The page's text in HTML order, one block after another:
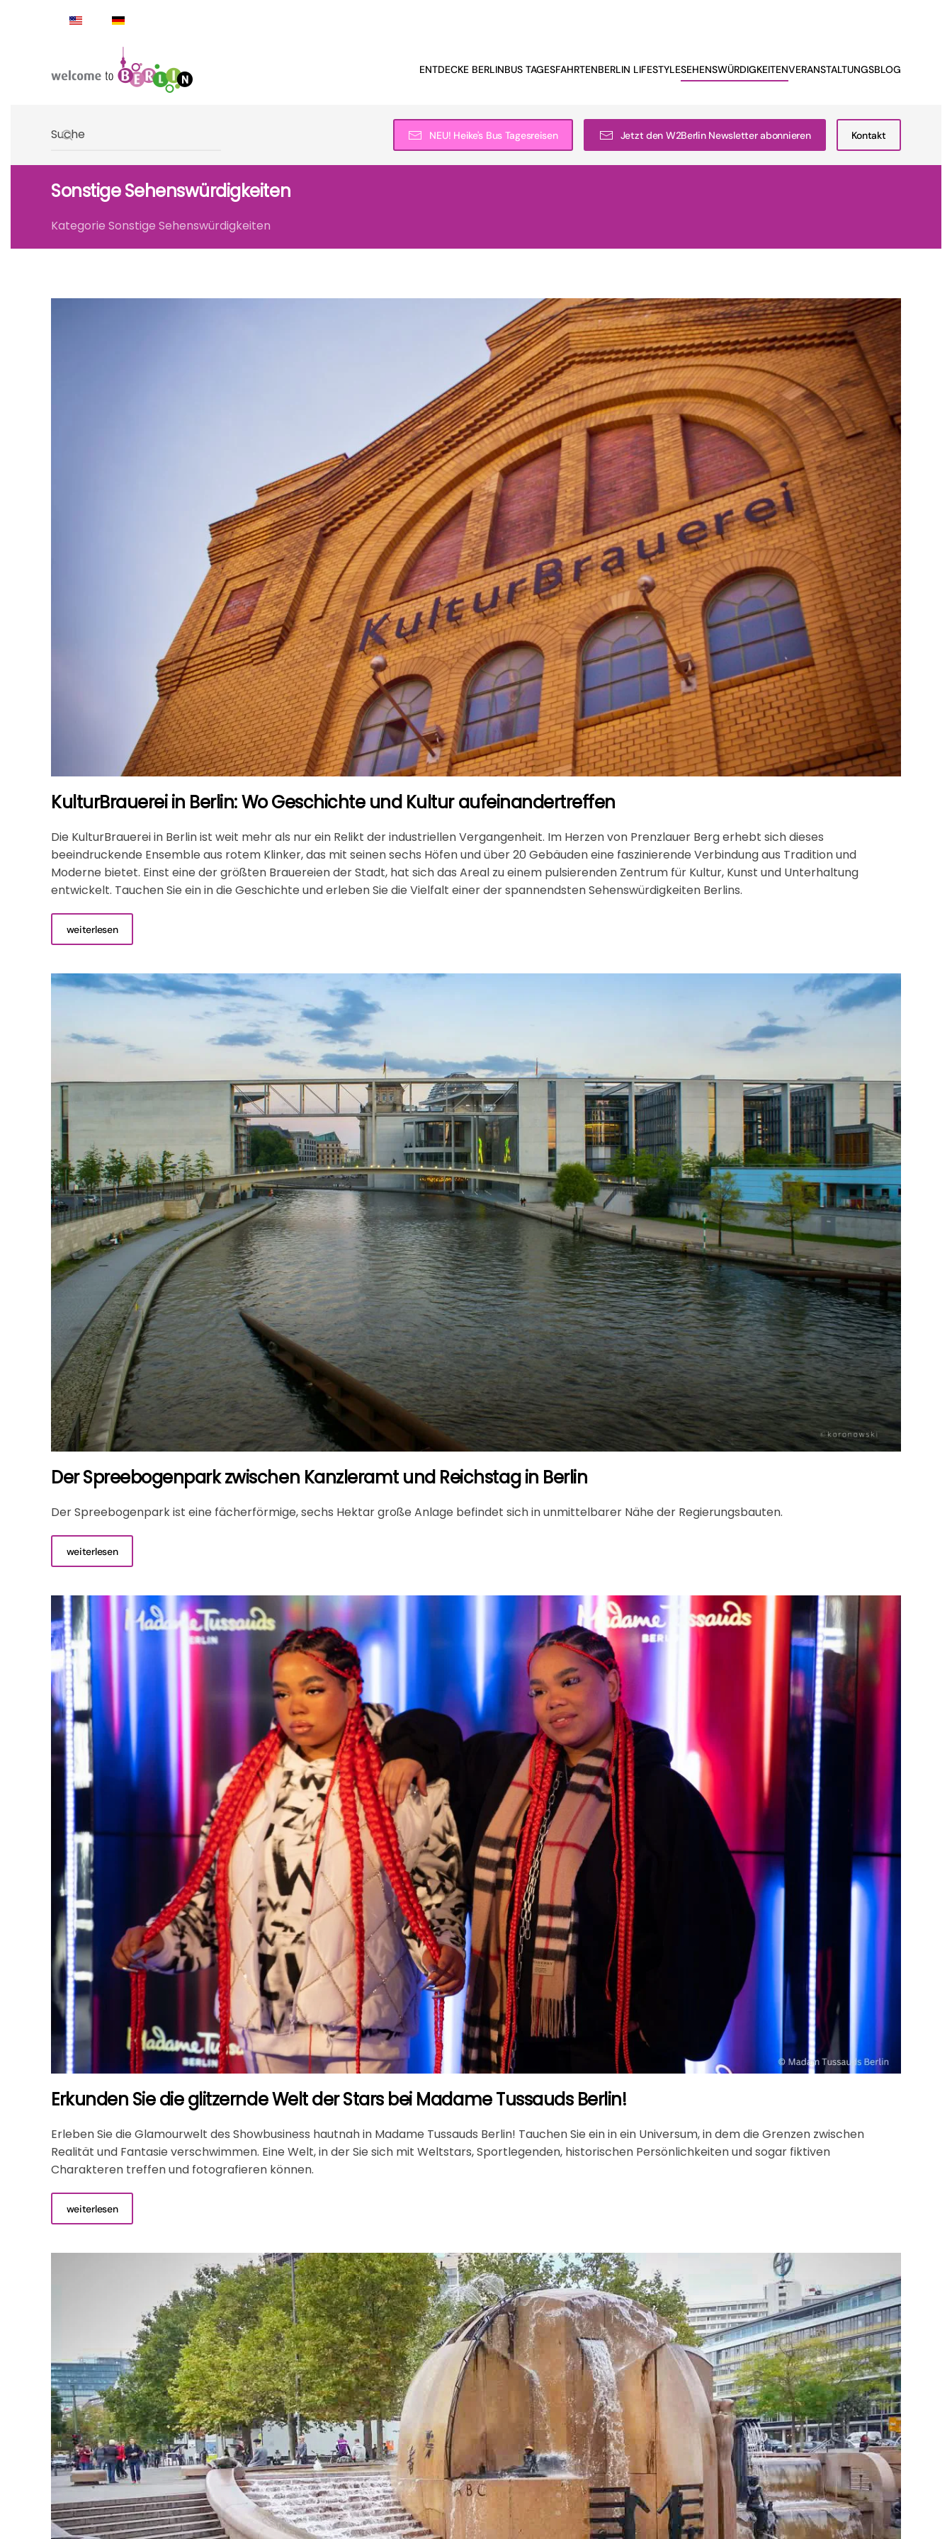
ENTDECKE BERLINBUS TAGESFAHRTENBERLIN LIFESTYLESEHENSWÜRDIGKEITENVERANSTALTUNGSBLOG
NEU! Heike's Bus Tagesreisen Jetzt den W2Berlin Newsletter abonnieren Kontakt
Sonstige Sehenswürdigkeiten
Kategorie Sonstige Sehenswürdigkeiten
KulturBrauerei in Berlin: Wo Geschichte und Kultur aufeinandertreffen
Die KulturBrauerei in Berlin ist weit mehr als nur ein Relikt der industriellen Vergangenheit. Im Herzen von Prenzlauer Berg erhebt sich dieses
beeindruckende Ensemble aus rotem Klinker, das mit seinen sechs Höfen und über 20 Gebäuden eine faszinierende Verbindung aus Tradition und
Moderne bietet. Einst eine der größten Brauereien der Stadt, hat sich das Areal zu einem pulsierenden Zentrum für Kultur, Kunst und Unterhaltung
entwickelt. Tauchen Sie ein in die Geschichte und erleben Sie die Vielfalt einer der spannendsten Sehenswürdigkeiten Berlins.
weiterlesen
Der Spreebogenpark zwischen Kanzleramt und Reichstag in Berlin
Der Spreebogenpark ist eine fächerförmige, sechs Hektar große Anlage befindet sich in unmittelbarer Nähe der Regierungsbauten.
weiterlesen
Erkunden Sie die glitzernde Welt der Stars bei Madame Tussauds Berlin!
Erleben Sie die Glamourwelt des Showbusiness hautnah in Madame Tussauds Berlin! Tauchen Sie ein in ein Universum, in dem die Grenzen zwischen
Realität und Fantasie verschwimmen. Eine Welt, in der Sie sich mit Weltstars, Sportlegenden, historischen Persönlichkeiten und sogar fiktiven
Charakteren treffen und fotografieren können.
weiterlesen